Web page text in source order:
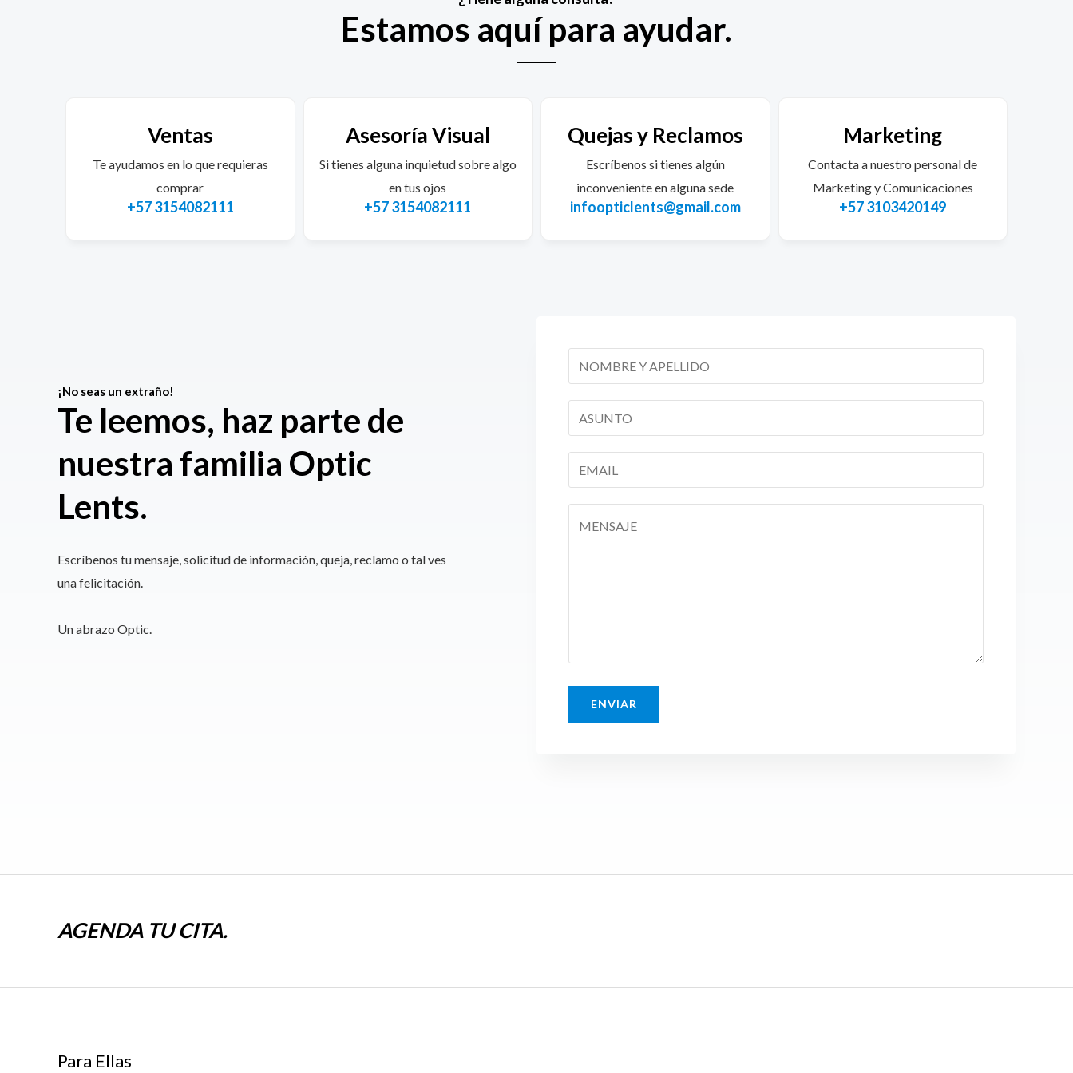
Estamos aquí para ayudar.​
Ventas
Te ayudamos en lo que requieras
comprar
+57 3154082111
Asesoría Visual
Si tienes alguna inquietud sobre algo
en tus ojos
+57 3154082111
Quejas y Reclamos
Escríbenos si tienes algún
inconveniente en alguna sede
infoopticlents@gmail.com
Marketing
Contacta a nuestro personal de
Marketing y Comunicaciones
+57 3103420149
¡No seas un extraño!
Te leemos, haz parte de
nuestra familia Optic
Lents.
Escríbenos tu mensaje, solicitud de información, queja, reclamo o tal ves
una felicitación.
Un abrazo Optic.
ENVIAR
AGENDA TU CITA.
Para Ellas